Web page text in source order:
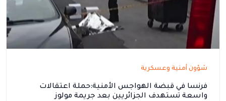
شؤون أمنية وعسكرية
فرنسا في قبضة الهواجس الأمنية:حملة اعتقالات
واسعة تستهدف الجزائريين بعد جريمة مولوز